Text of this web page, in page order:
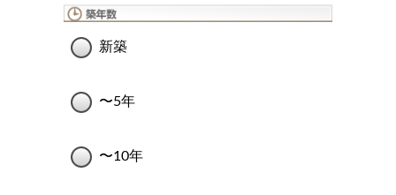
新築
〜5年
〜10年